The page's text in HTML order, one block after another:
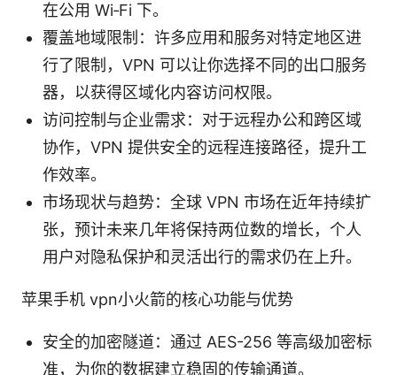
在公用 Wi‑Fi 下。
覆盖地域限制：许多应用和服务对特定地区进
行了限制，VPN 可以让你选择不同的出口服务
器，以获得区域化内容访问权限。
访问控制与企业需求：对于远程办公和跨区域
协作，VPN 提供安全的远程连接路径，提升工
作效率。
市场现状与趋势：全球 VPN 市场在近年持续扩
张，预计未来几年将保持两位数的增长，个人
用户对隐私保护和灵活出行的需求仍在上升。
苹果手机 vpn小火箭的核心功能与优势
安全的加密隧道：通过 AES-256 等高级加密标
准，为你的数据建立稳固的传输通道。